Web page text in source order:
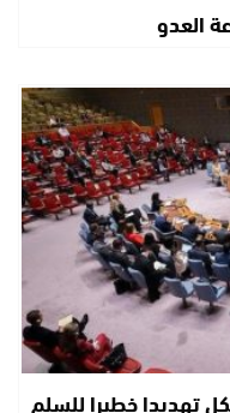
العدو
تهديدا خطيرا للسلم